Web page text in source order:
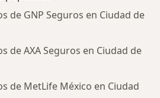
de GNP Seguros en Ciudad de
de AXA Seguros en Ciudad de
de MetLife México en Ciudad